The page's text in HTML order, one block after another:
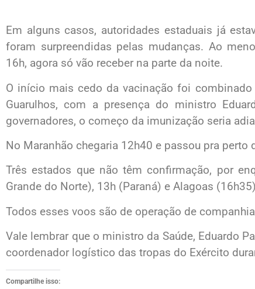
Em alguns casos, autoridades estaduais já
foram surpreendidas pelas mudanças. Ao
16h, agora só vão receber na parte da noite.
O início mais cedo da vacinação foi
Guarulhos, com a presença do ministro
governadores, o começo da imunização seria
No Maranhão chegaria 12h40 e passou pra perto
Três estados que não têm confirmação, por
Grande do Norte), 13h (Paraná) e Alagoas
Todos esses voos são de operação de
Vale lembrar que o ministro da Saúde, Eduardo
coordenador logístico das tropas do Exército
Compartilhe isso: